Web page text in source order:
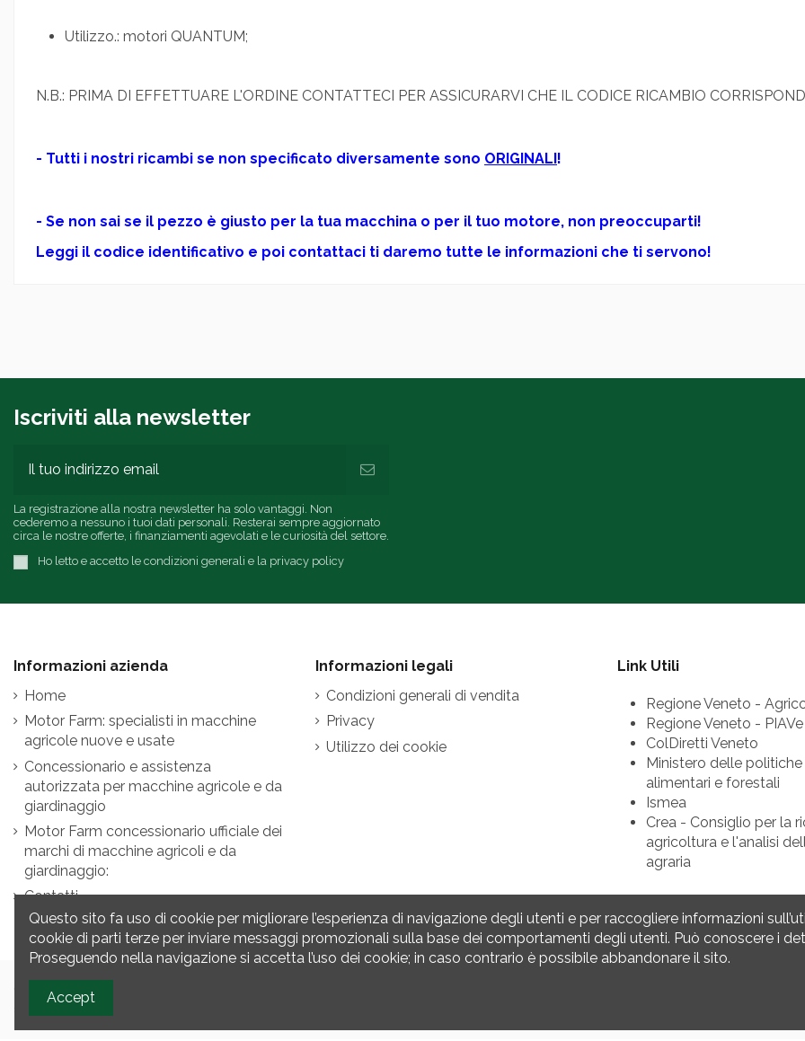
Utilizzo.: motori QUANTUM;
N.B.: PRIMA DI EFFETTUARE L'ORDINE CONTATTECI PER ASSICURARVI CHE IL CODICE RICAMBIO
- Tutti i nostri ricambi se non specificato diversamente sono ORIGINALI!
- Se non sai se il pezzo è giusto per la tua macchina o per il tuo motore, non preoccuparti!
Leggi il codice identificativo e poi contattaci ti daremo tutte le informazioni che ti servono!
Iscriviti alla newsletter
La registrazione alla nostra newsletter ha solo vantaggi. Non
cederemo a nessuno i tuoi dati personali. Resterai sempre aggiornato
circa le nostre offerte, i finanziamenti agevolati e le curiosità del settore.
Ho letto e accetto le condizioni generali e la privacy policy
Informazioni azienda
Home
Motor Farm: specialisti in macchine
agricole nuove e usate
Concessionario e assistenza
autorizzata per macchine agricole e da
giardinaggio
Motor Farm concessionario ufficiale dei
marchi di macchine agricoli e da
giardinaggio:
Contatti
Informazioni legali
Condizioni generali di vendita
Privacy
Utilizzo dei cookie
Link Utili
Regione Veneto -
Regione Veneto - PIAVe
ColDiretti Veneto
Ministero delle
alimentari e forestali
Ismea
Crea - Consiglio per la
agricoltura e l'analisi
agraria
© Motor Farm S.R.L. - Via del Mare 12 Conselve (Padova) 35126 | Tutti i diritti riservati |
Sito realizzato da
Questo sito fa uso di cookie per migliorare l’esperienza di navigazione degli utenti e per raccogliere informazioni
cookie di parti terze per inviare messaggi promozionali sulla base dei comportamenti degli utenti. Può conoscere i
Proseguendo nella navigazione si accetta l’uso dei cookie; in caso contrario è possibile abbandonare il sito.
Accept